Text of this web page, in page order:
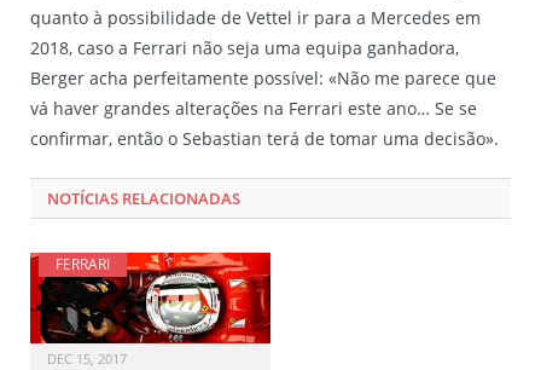
quanto à possibilidade de Vettel ir para a Mercedes em
2018, caso a Ferrari não seja uma equipa ganhadora,
Berger acha perfeitamente possível: «Não me parece que
vá haver grandes alterações na Ferrari este ano… Se se
confirmar, então o Sebastian terá de tomar uma decisão».
NOTÍCIAS RELACIONADAS
FERRARI
DEC 15, 2017